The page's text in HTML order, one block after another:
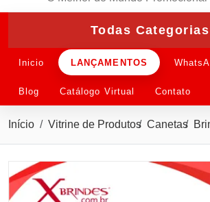
Todas Categorias
Inicio LANÇAMENTOS
Blog Catálogo Virtual Contato
Início Vitrine de Produtos Canetas